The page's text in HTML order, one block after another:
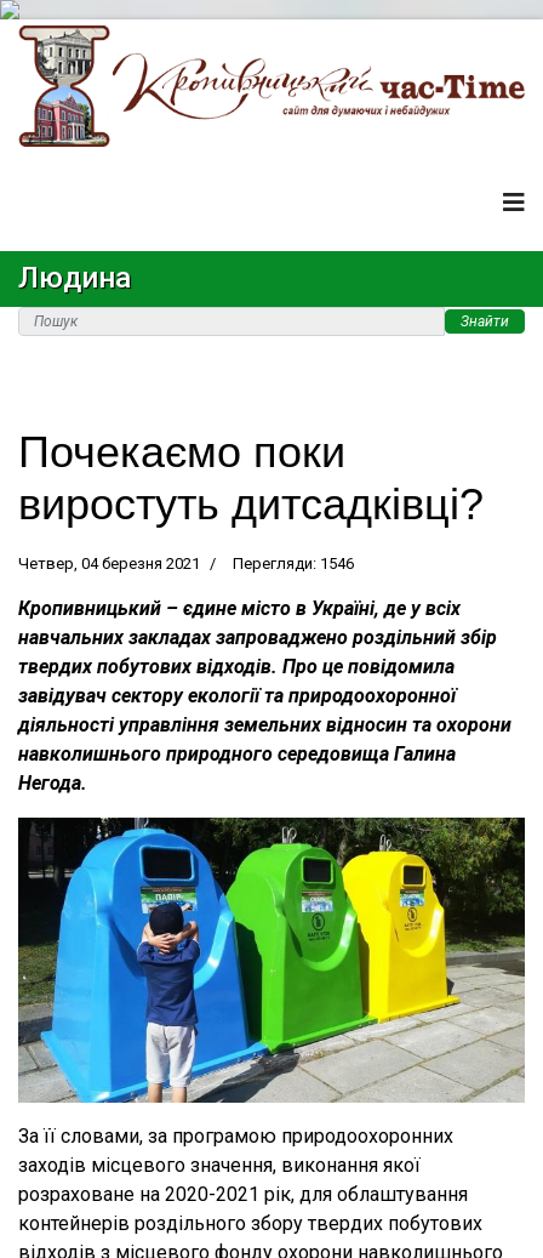
Людина
Знайти
Почекаємо поки
виростуть дитсадківці?
Четвер, 04 березня 2021 Перегляди: 1546
Кропивницький – єдине місто в Україні, де у всіх
навчальних закладах запроваджено роздільний збір
твердих побутових відходів. Про це повідомила
завідувач сектору екології та природоохоронної
діяльності управління земельних відносин та охорони
навколишнього природного середовища Галина
Негода.
За її словами, за програмою природоохоронних
заходів місцевого значення, виконання якої
розраховане на 2020-2021 рік, для облаштування
контейнерів роздільного збору твердих побутових
відходів з місцевого фонду охорони навколишнього